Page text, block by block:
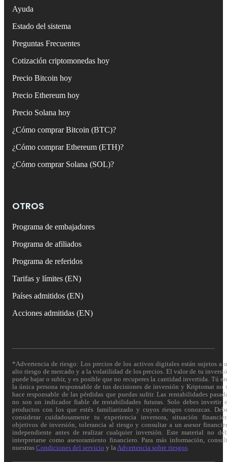
Ayuda
Estado del sistema
Preguntas Frecuentes
Cotización criptomonedas hoy
Precio Bitcoin hoy
Precio Ethereum hoy
Precio Solana hoy
¿Cómo comprar Bitcoin (BTC)?
¿Cómo comprar Ethereum (ETH)?
¿Cómo comprar Solana (SOL)?
OTROS
Programa de embajadores
Programa de afiliados
Programa de referidos
Tarifas y límites (EN)
Países admitidos (EN)
Acciones admitidas (EN)
*Advertencia de riesgo: Los precios de los activos digitales están sujetos a
alto riesgo de mercado y a la volatilidad de los precios. El valor de tu
puede bajar o subir, y es posible que no recuperes la cantidad invertida. Tú
la única persona responsable de tus decisiones de inversión y Kriptomat no
hace responsable de las pérdidas que puedas sufrir. Las rentabilidades
no son un indicador fiable de rentabilidades futuras. Solo debes invertir
productos con los que estés familiarizado y cuyos riesgos conozcas.
considerar cuidadosamente tu experiencia inversora, situación
objetivos de inversión, tolerancia al riesgo y consultar a un asesor
independiente antes de realizar cualquier inversión. Este material no
interpretarse como asesoramiento financiero. Para más información,
nuestras Condiciones del servicio y la Advertencia sobre riesgos